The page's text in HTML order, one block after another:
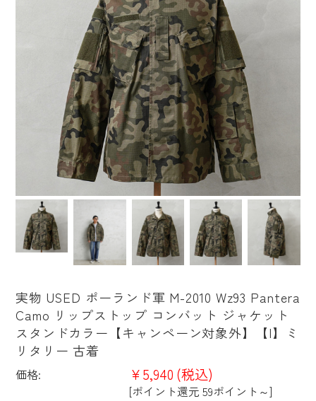
実物 USED ポーランド軍 M-2010 Wz93 Pantera
Camo リップストップ コンバット ジャケット
スタンドカラー【キャンペーン対象外】【I】ミ
リタリー 古着
価格: ¥5,940 (税込)
[ポイント還元 59ポイント～]